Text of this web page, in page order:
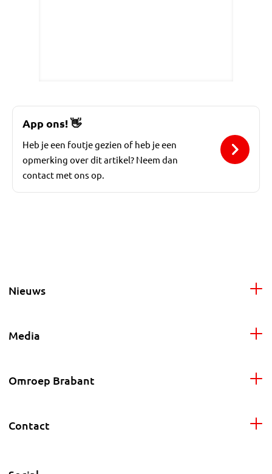
App ons!👋
Heb je een foutje gezien of heb je een
opmerking over dit artikel? Neem dan
contact met ons op.
Nieuws
Media
Omroep Brabant
Contact